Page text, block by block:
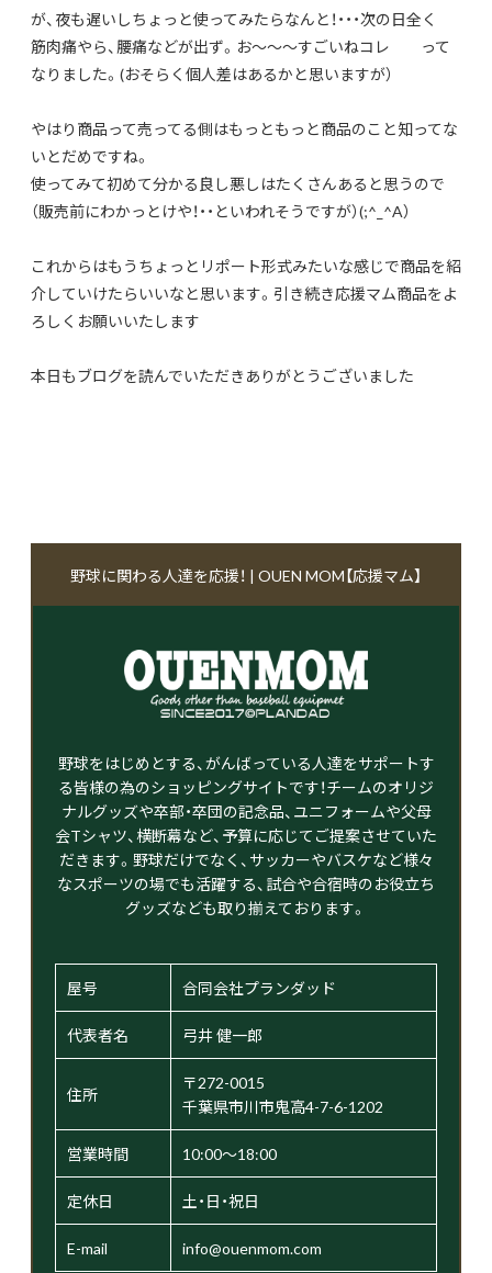
が、夜も遅いしちょっと使ってみたらなんと！・・・次の日全く
筋肉痛やら、腰痛などが出ず。お～～～すごいねコレ って
なりました。(おそらく個人差はあるかと思いますが）
やはり商品って売ってる側はもっともっと商品のこと知ってな
いとだめですね。
使ってみて初めて分かる良し悪しはたくさんあると思うので
（販売前にわかっとけや！・・といわれそうですが）(;^_^A）
これからはもうちょっとリポート形式みたいな感じで商品を紹
介していけたらいいなと思います。引き続き応援マム商品をよ
ろしくお願いいたします
本日もブログを読んでいただきありがとうございました
野球に関わる人達を応援！ | OUEN MOM【応援マム】
野球をはじめとする、がんばっている人達をサポートす
る皆様の為のショッピングサイトです！チームのオリジ
ナルグッズや卒部・卒団の記念品、ユニフォームや父母
会Tシャツ、横断幕など、予算に応じてご提案させていた
だきます。野球だけでなく、サッカーやバスケなど様々
なスポーツの場でも活躍する、試合や合宿時のお役立ち
グッズなども取り揃えております。
屋号 合同会社プランダッド
代表者名 弓井 健一郎
住所
〒272-0015
千葉県市川市鬼高4-7-6-1202
営業時間 10:00～18:00
定休日 土・日・祝日
E-mail info@ouenmom.com